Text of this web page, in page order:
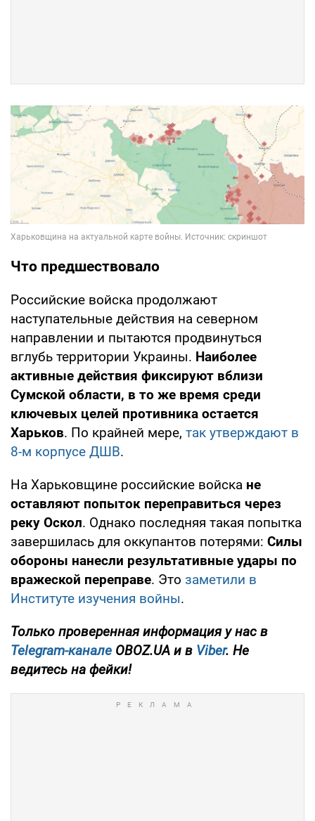
Что предшествовало
Российские войска продолжают
наступательные действия на северном
направлении и пытаются продвинуться
вглубь территории Украины. Наиболее
активные действия фиксируют вблизи
Сумской области, в то же время среди
ключевых целей противника остается
Харьков. По крайней мере, так утверждают в
8-м корпусе ДШВ.
На Харьковщине российские войска не
оставляют попыток переправиться через
реку Оскол. Однако последняя такая попытка
завершилась для оккупантов потерями: Силы
обороны нанесли результативные удары по
вражеской переправе. Это заметили в
Институте изучения войны.
Только проверенная информация у нас в
Telegram-канале OBOZ.UA и в Viber. Не
ведитесь на фейки!